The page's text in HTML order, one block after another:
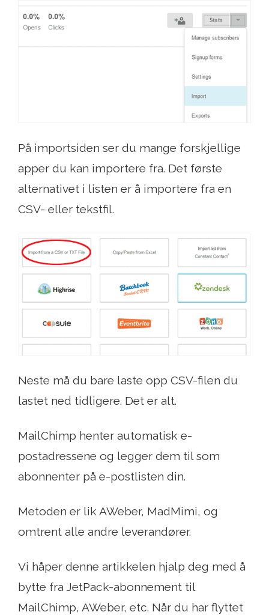
På importsiden ser du mange forskjellige
apper du kan importere fra. Det første
alternativet i listen er å importere fra en
CSV- eller tekstfil.
Neste må du bare laste opp CSV-filen du
lastet ned tidligere. Det er alt.
MailChimp henter automatisk e-
postadressene og legger dem til som
abonnenter på e-postlisten din.
Metoden er lik AWeber, MadMimi, og
omtrent alle andre leverandører.
Vi håper denne artikkelen hjalp deg med å
bytte fra JetPack-abonnement til
MailChimp, AWeber, etc. Når du har flyttet